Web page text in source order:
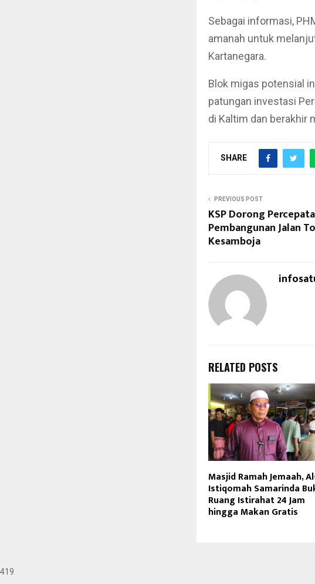
Sebagai informasi,
amanah untuk
Kartanegara.
Blok migas potensial
patungan investasi
di Kaltim dan berakhir
SHARE
PREVIOUS POST
KSP Dorong
Pembangunan Jalan
Kesamboja
RELATED POSTS
Masjid Ramah Jemaah,
Istiqomah Samarinda
Ruang Istirahat 24 Jam
hingga Makan Gratis
419